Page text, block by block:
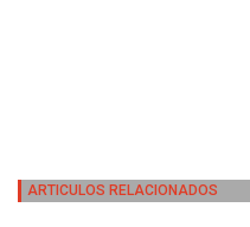
ARTICULOS RELACIONADOS